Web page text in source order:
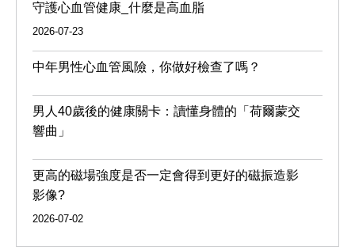
守護心血管健康_什麼是高血脂
2026-07-23
中年男性心血管風險，你做好檢查了嗎？
男人40歲後的健康關卡：讀懂身體的「荷爾蒙交
響曲」
更高的磁場強度是否一定會得到更好的磁振造影
影像?
2026-07-02